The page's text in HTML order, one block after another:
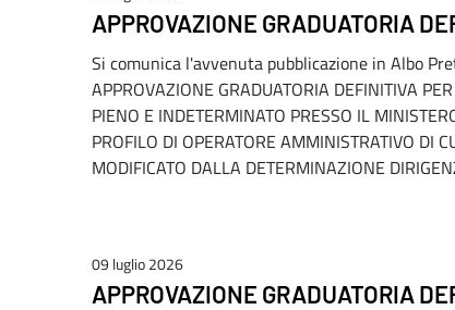
APPROVAZIONE GRADUATORIA
Si comunica l'avvenuta pubblicazione in Albo
APPROVAZIONE GRADUATORIA DEFINITIVA
PIENO E INDETERMINATO PRESSO IL
PROFILO DI OPERATORE AMMINISTRATIVO DI
MODIFICATO DALLA DETERMINAZIONE
09 luglio 2026
APPROVAZIONE GRADUATORIA